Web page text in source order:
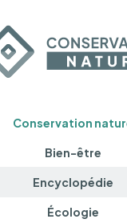
Conservation
Bien-être
Encyclopédie
Écologie